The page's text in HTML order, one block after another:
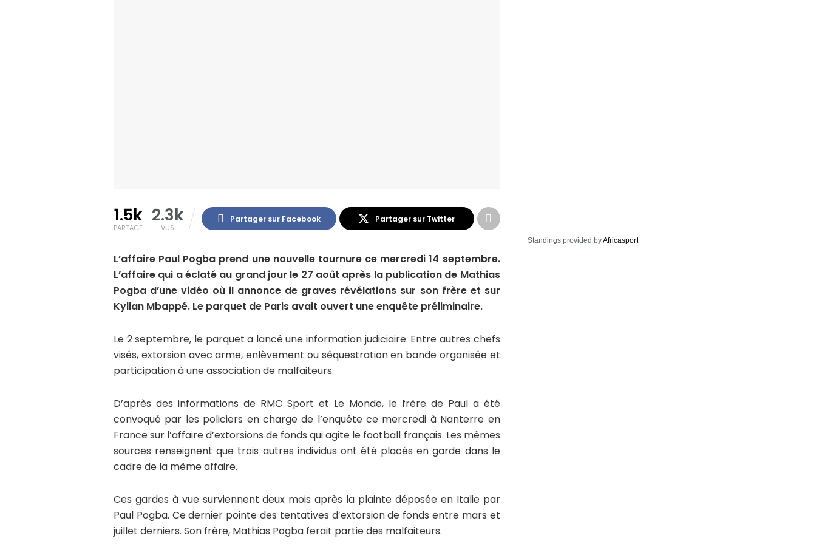
1.5k
PARTAGE
2.3k
VUS
Partager sur Facebook Partager sur Twitter
L’affaire Paul Pogba prend une nouvelle tournure ce mercredi 14 septembre.
L’affaire qui a éclaté au grand jour le 27 août après la publication de Mathias
Pogba d’une vidéo où il annonce de graves révélations sur son frère et sur
Kylian Mbappé. Le parquet de Paris avait ouvert une enquête préliminaire.
Le 2 septembre, le parquet a lancé une information judiciaire. Entre autres chefs
visés, extorsion avec arme, enlèvement ou séquestration en bande organisée et
participation à une association de malfaiteurs.
D’après des informations de RMC Sport et Le Monde, le frère de Paul a été
convoqué par les policiers en charge de l’enquête ce mercredi à Nanterre en
France sur l’affaire d’extorsions de fonds qui agite le football français. Les mêmes
sources renseignent que trois autres individus ont été placés en garde dans le
cadre de la même affaire.
Ces gardes à vue surviennent deux mois après la plainte déposée en Italie par
Paul Pogba. Ce dernier pointe des tentatives d’extorsion de fonds entre mars et
juillet derniers. Son frère, Mathias Pogba ferait partie des malfaiteurs.
Standings provided byAfricasport